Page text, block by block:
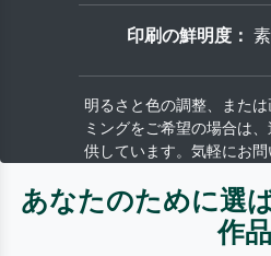
印刷の鮮明度：
明るさと色の調整、また
ミングをご希望の場合は
供しています。気軽にお問
あなたのために選
作品